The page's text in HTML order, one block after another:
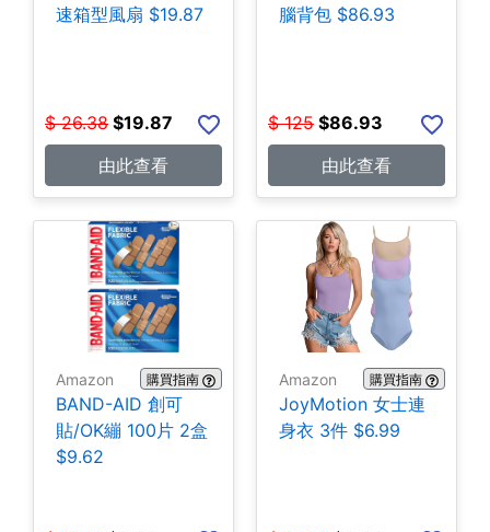
速箱型風扇 $19.87
$ 26.38 $19.87
由此查看
腦背包 $86.93
$ 125 $86.93
由此查看
Amazon 購買指南
BAND-AID 創可
貼/OK繃 100片 2盒
$9.62
Amazon 購買指南
JoyMotion 女士連
身衣 3件 $6.99